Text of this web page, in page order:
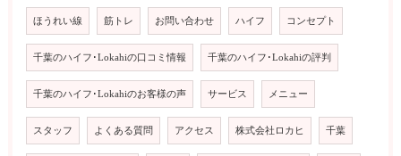
ほうれい線 筋トレ お問い合わせ ハイフ コンセプト
千葉のハイフ･Lokahiの口コミ情報 千葉のハイフ･Lokahiの評判
千葉のハイフ･Lokahiのお客様の声 サービス メニュー
スタッフ よくある質問 アクセス 株式会社ロカヒ 千葉